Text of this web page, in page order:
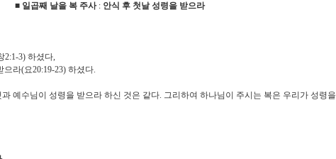
■ 일곱째 날을 복 주사 ː 안식 후 첫날 성령을 받으라
2:1-3) 하셨다,
으라(요20:19-23) 하셨다.
예수님이 성령을 받으라 하신 것은 같다. 그리하여 하나님이 주시는 복은 우리가 성령을